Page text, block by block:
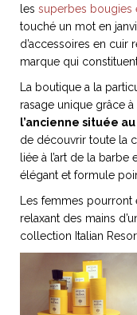
de
les superbes bougies
touché un mot en
d’accessoires en cuir
marque qui
La boutique a la
rasage unique grâce à
l’ancienne située
de découvrir toute la
liée à l’art de la
élégant et formule
Les femmes
relaxant des mains
collection Italian